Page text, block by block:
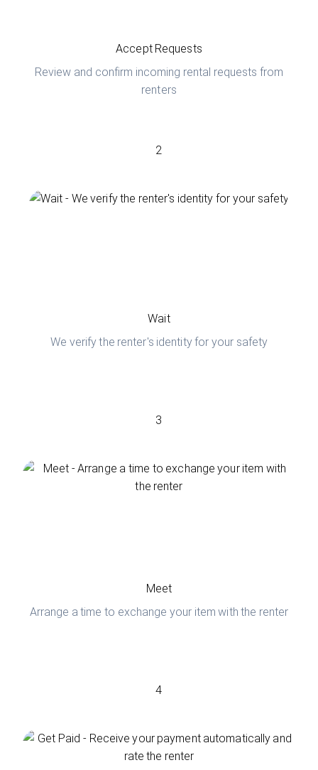
Accept Requests
Review and confirm incoming rental requests from
renters
2
Wait
We verify the renter's identity for your safety
3
Meet
Arrange a time to exchange your item with the renter
4